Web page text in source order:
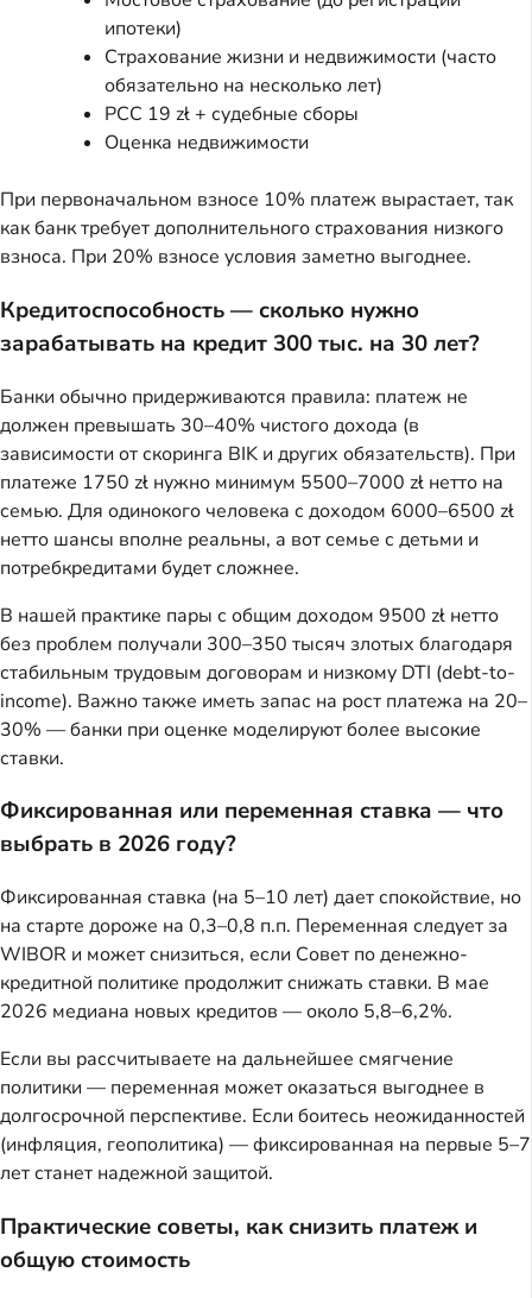
ипотеки)
Страхование жизни и недвижимости (часто
обязательно на несколько лет)
PCC 19 zł + судебные сборы
Оценка недвижимости
При первоначальном взносе 10% платеж вырастает, так
как банк требует дополнительного страхования низкого
взноса. При 20% взносе условия заметно выгоднее.
Кредитоспособность — сколько нужно
зарабатывать на кредит 300 тыс. на 30 лет?
Банки обычно придерживаются правила: платеж не
должен превышать 30–40% чистого дохода (в
зависимости от скоринга BIK и других обязательств). При
платеже 1750 zł нужно минимум 5500–7000 zł нетто на
семью. Для одинокого человека с доходом 6000–6500 zł
нетто шансы вполне реальны, а вот семье с детьми и
потребкредитами будет сложнее.
В нашей практике пары с общим доходом 9500 zł нетто
без проблем получали 300–350 тысяч злотых благодаря
стабильным трудовым договорам и низкому DTI (debt-to-
income). Важно также иметь запас на рост платежа на 20–
30% — банки при оценке моделируют более высокие
ставки.
Фиксированная или переменная ставка — что
выбрать в 2026 году?
Фиксированная ставка (на 5–10 лет) дает спокойствие, но
на старте дороже на 0,3–0,8 п.п. Переменная следует за
WIBOR и может снизиться, если Совет по денежно-
кредитной политике продолжит снижать ставки. В мае
2026 медиана новых кредитов — около 5,8–6,2%.
Если вы рассчитываете на дальнейшее смягчение
политики — переменная может оказаться выгоднее в
долгосрочной перспективе. Если боитесь неожиданностей
(инфляция, геополитика) — фиксированная на первые 5–7
лет станет надежной защитой.
Практические советы, как снизить платеж и
общую стоимость